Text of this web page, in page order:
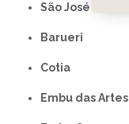
São José
Barueri
Cotia
Embu das Artes